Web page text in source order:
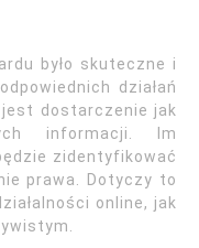
było skuteczne i
działań
dostarczenie jak
informacji. Im
zidentyfikować
prawa. Dotyczy to
online, jak